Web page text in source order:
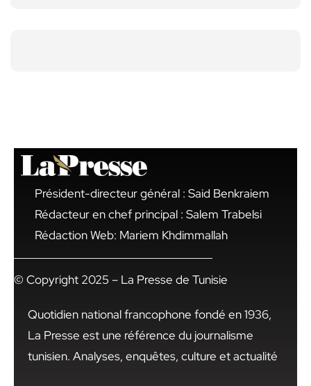
Président-directeur général : Said Benkraiem
Rédacteur en chef principal : Salem Trabelsi
Rédaction Web: Mariem Khdimmallah
© Copyright 2025 – La Presse de Tunisie
Quotidien national francophone fondé en 1936,
La Presse est une référence du journalisme
tunisien. Analyses, enquêtes, culture et actualité